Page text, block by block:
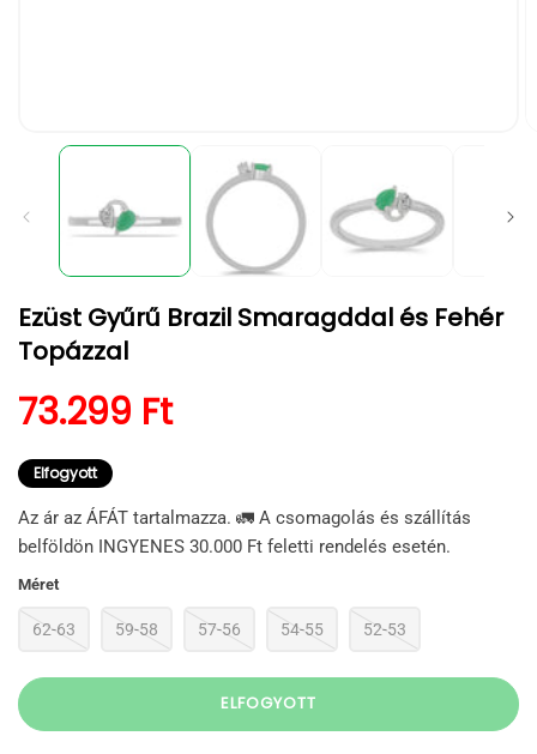
médiafájl
modális
párbeszédpanelen
Ezüst Gyűrű Brazil Smaragddal és Fehér
Topázzal
Normál ár
73.299 Ft
Elfogyott
Az ár az ÁFÁT tartalmazza. 🚛 A csomagolás és szállítás
belföldön INGYENES 30.000 Ft feletti rendelés esetén.
Méret
62-63 59-58 57-56 54-55 52-53
ELFOGYOTT